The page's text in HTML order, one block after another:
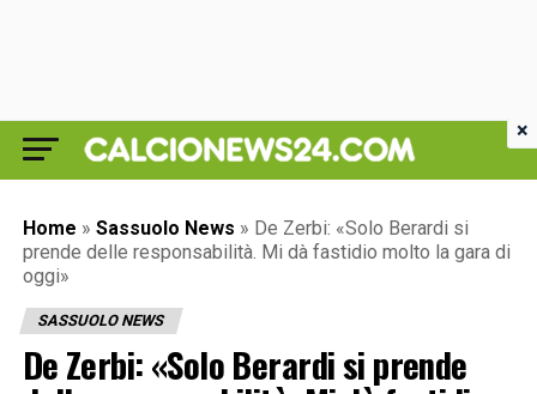
Home » Sassuolo News » De Zerbi: «Solo Berardi si
prende delle responsabilità. Mi dà fastidio molto la gara di
oggi»
SASSUOLO NEWS
De Zerbi: «Solo Berardi si prende
×